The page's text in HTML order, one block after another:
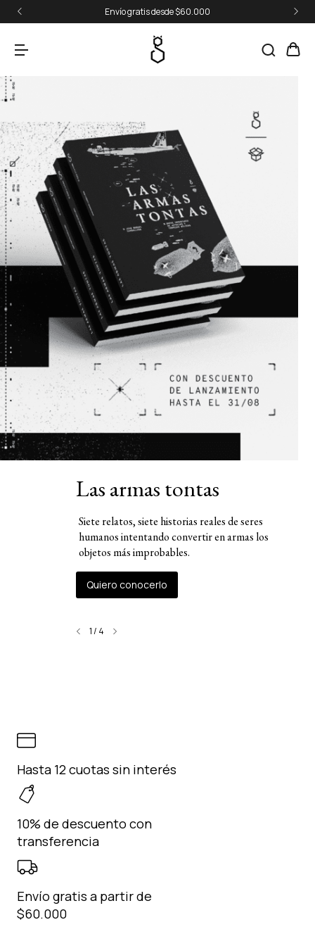
Envío gratis desde $60.000
Las armas tontas
Siete relatos, siete historias reales de seres
humanos intentando convertir en armas los
objetos más improbables.
Quiero conocerlo
1/ 4
Hasta 12 cuotas sin interés
10% de descuento con
transferencia
Envío gratis a partir de
$60.000